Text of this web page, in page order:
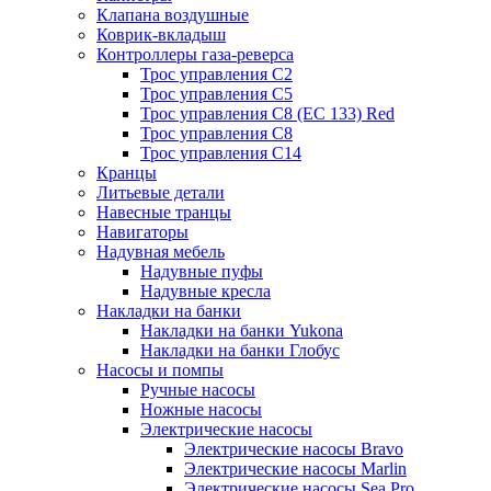
Клапана воздушные
Коврик-вкладыш
Контроллеры газа-реверса
Трос управления C2
Трос управления C5
Трос управления C8 (ЕС 133) Red
Трос управления C8
Трос управления C14
Кранцы
Литьевые детали
Навесные транцы
Навигаторы
Надувная мебель
Надувные пуфы
Надувные кресла
Накладки на банки
Накладки на банки Yukona
Накладки на банки Глобус
Насосы и помпы
Ручные насосы
Ножные насосы
Электрические насосы
Электрические насосы Bravo
Электрические насосы Marlin